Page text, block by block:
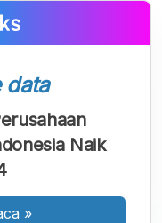
data
Naik
»